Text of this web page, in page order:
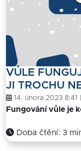
VŮLE
JI TROCHU
14. února 2023 8:41
Fungování vůle je
Doba čtění: 3